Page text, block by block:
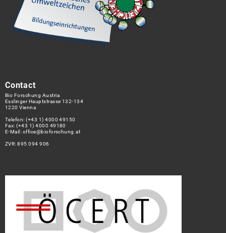
Contact
Bio Forschung Austria
Esslinger Hauptstrasse 132-134
1220 Vienna
Telefon:(+43 1) 4000 49150
Fax: (+43 1) 4000 49180
E-Mail: office@bioforschung.at
ZVR: 895 094 906